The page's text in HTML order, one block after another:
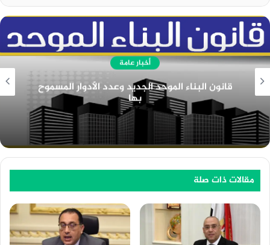
أخبار عامة
دور ادارة الموارد البشرية في المؤسسات التعليمية
مقالات ذات صلة